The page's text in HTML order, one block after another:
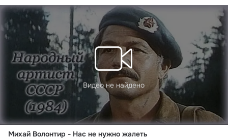
Видео не найдено
Михай Волонтир - Нас не нужно жалеть